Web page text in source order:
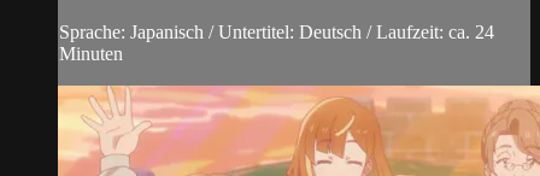
Sprache: Japanisch / Untertitel: Deutsch / Laufzeit: ca. 24
Minuten